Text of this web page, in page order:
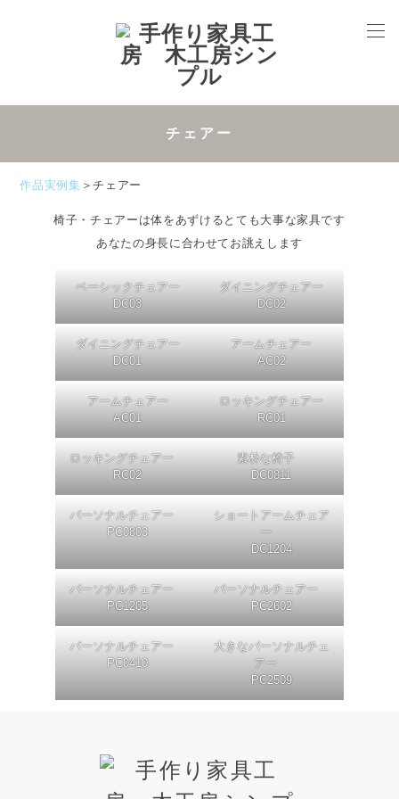
チェアー
作品実例集 ＞チェアー
椅子・チェアーは体をあずけるとても大事な家具です
あなたの身長に合わせてお誂えします
ベーシックチェアー
DC03
ダイニングチェアー
DC02
ダイニングチェアー
DC01
アームチェアー
AC02
アームチェアー
AC01
ロッキングチェアー
RC01
ロッキングチェアー
RC02
素朴な椅子
DC0811
パーソナルチェアー
PC0803
ショートアームチェア
ー
DC1204
パーソナルチェアー
PC1205
パーソナルチェアー
PC2602
パーソナルチェアー
PC0410
大きなパーソナルチェ
アー
PC2509